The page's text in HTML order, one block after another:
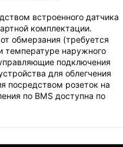
встроенного датчика
комплектации.
обмерзания (требуется
температуре наружного
подключения
для облегчения
посредством розеток на
по BMS доступна по